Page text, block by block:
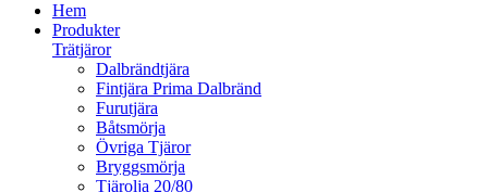
Hem
Produkter
Trätjäror
Dalbrändtjära
Fintjära Prima Dalbränd
Furutjära
Båtsmörja
Övriga Tjäror
Bryggsmörja
Tjärolja 20/80